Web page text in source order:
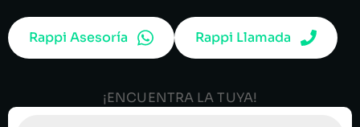
Rappi Asesoría Rappi Llamada
¡ENCUENTRA LA TUYA!